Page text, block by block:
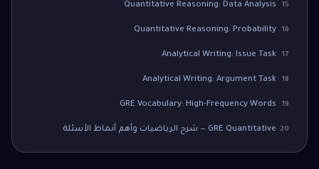
15
Quantitative Reasoning: Data Analysis
16
Quantitative Reasoning: Probability
17
Analytical Writing: Issue Task
18
Analytical Writing: Argument Task
19
GRE Vocabulary: High-Frequency Words
20 GRE Quantitative — شرح الرياضيات وأهم أنماط الأسئلة